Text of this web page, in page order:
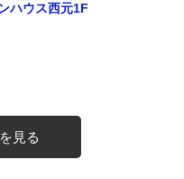
ハウス西元1F
見る